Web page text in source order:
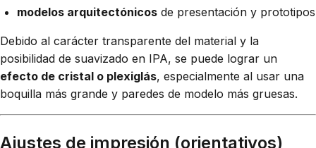
modelos arquitectónicos de presentación y prototipos
Debido al carácter transparente del material y la
posibilidad de suavizado en IPA, se puede lograr un
efecto de cristal o plexiglás, especialmente al usar una
boquilla más grande y paredes de modelo más gruesas.
Ajustes de impresión (orientativos)